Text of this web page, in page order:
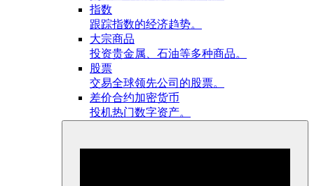
指数
跟踪指数的经济趋势。
大宗商品
投资贵金属、石油等多种商品。
股票
交易全球领先公司的股票。
差价合约加密货币
投机热门数字资产。